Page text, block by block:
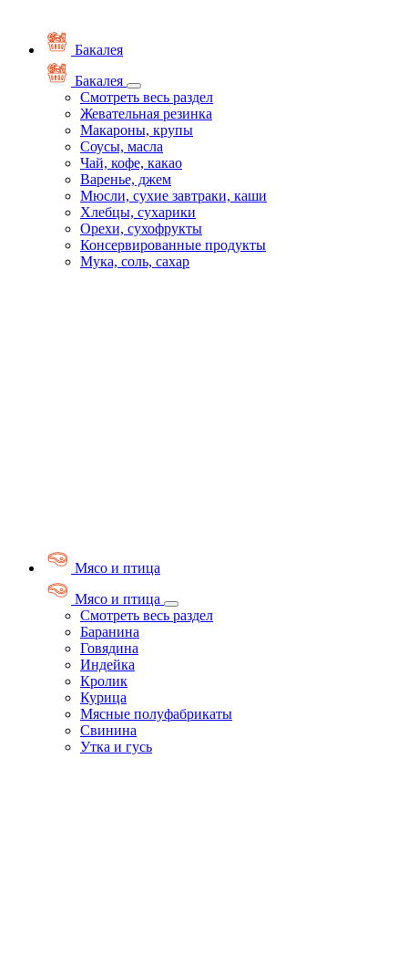
Бакалея
Бакалея
Смотреть весь раздел
Жевательная резинка
Макароны, крупы
Соусы, масла
Чай, кофе, какао
Варенье, джем
Мюсли, сухие завтраки, каши
Хлебцы, сухарики
Орехи, сухофрукты
Консервированные продукты
Мука, соль, сахар
Мясо и птица
Мясо и птица
Смотреть весь раздел
Баранина
Говядина
Индейка
Кролик
Курица
Мясные полуфабрикаты
Свинина
Утка и гусь